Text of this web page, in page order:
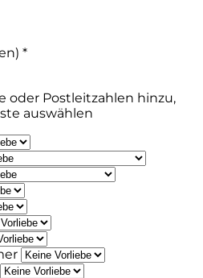
*
oder Postleitzahlen hinzu,
auswählen